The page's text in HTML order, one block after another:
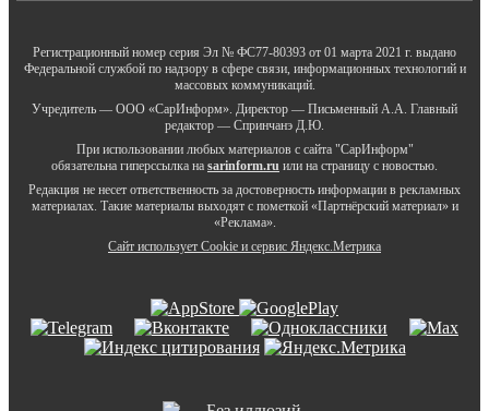
Регистрационный номер серия Эл № ФС77-80393 от 01 марта 2021 г. выдано
Федеральной службой по надзору в сфере связи, информационных технологий и
массовых коммуникаций.
Учредитель — ООО «СарИнформ». Директор — Письменный А.А. Главный
редактор — Спринчанэ Д.Ю.
При использовании любых материалов с сайта "СарИнформ"
обязательна гиперссылка на sarinform.ru или на страницу с новостью.
Редакция не несет ответственность за достоверность информации в рекламных
материалах. Такие материалы выходят с пометкой «Партнёрский материал» и
«Реклама».
Сайт использует Cookie и сервиc Яндекс.Метрика